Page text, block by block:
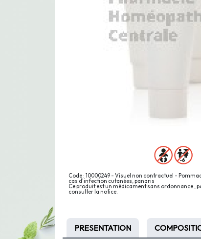
Code : 10000249 - Visuel non contractuel -
cas d'infection cutanées, panaris
Ce produit est un médicament sans ordonnance ,
consulter la notice.
PRESENTATION